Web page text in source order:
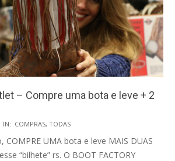
– Compre uma bota e leve + 2
IN: COMPRAS, TODAS
COMPRE UMA bota e leve MAIS DUAS
“bilhete” rs. O BOOT FACTORY